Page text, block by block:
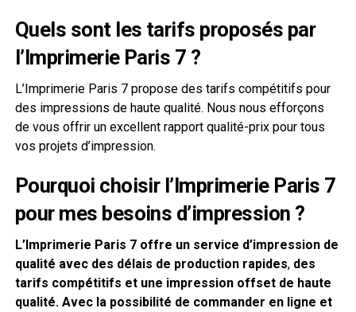
Quels sont les tarifs proposés par
l’Imprimerie Paris 7 ?
L’Imprimerie Paris 7 propose des tarifs compétitifs pour
des impressions de haute qualité. Nous nous efforçons
de vous offrir un excellent rapport qualité-prix pour tous
vos projets d’impression.
Pourquoi choisir l’Imprimerie Paris 7
pour mes besoins d’impression ?
L’Imprimerie Paris 7 offre un service d’impression de
qualité avec des délais de production rapides, des
tarifs compétitifs et une impression offset de haute
qualité. Avec la possibilité de commander en ligne et